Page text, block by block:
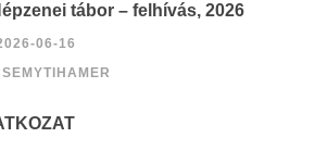
tábor – felhívás, 2026
06-16